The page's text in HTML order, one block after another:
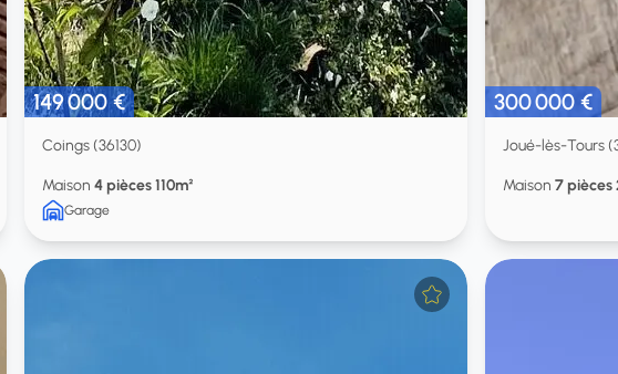
149 000 €
Coings (36130)
Maison 4 pièces 110m²
Garage
300 000 €
Joué-lès-Tours
Maison 7 pièces